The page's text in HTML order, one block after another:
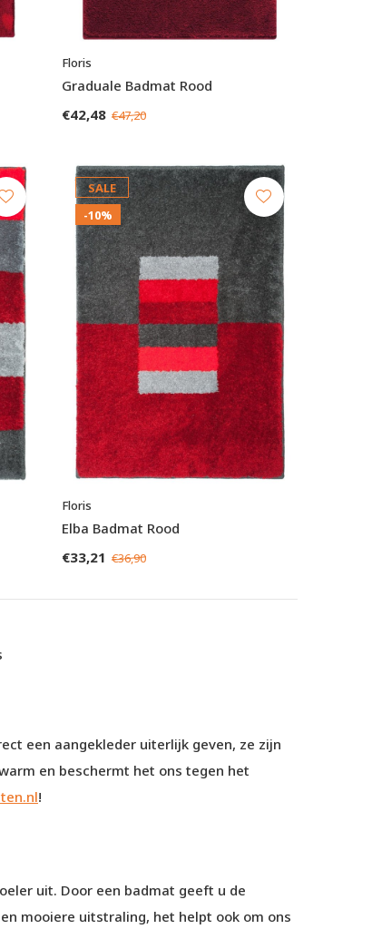
Floris
Graduale Badmat Rood
€42,48 €47,20
SALE
-10%
Floris
Elba Badmat Rood
€33,21 €36,90
een aangekleder uiterlijk geven, ze zijn
en beschermt het ons tegen het
!
uit. Door een badmat geeft u de
mooiere uitstraling, het helpt ook om ons